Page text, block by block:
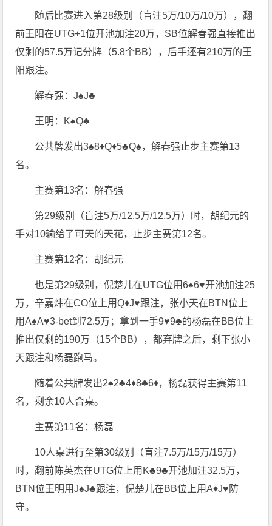
随后比赛进入第28级别（盲注5万/10万/10万），翻
前王阳在UTG+1位开池加注20万，SB位解春强直接推出
仅剩的57.5万记分牌（5.8个BB），后手还有210万的王
阳跟注。
解春强：J♠️J♣️
王明：K♠️Q♣️
公共牌发出3♠️8♦️Q♦️5♣️Q♠️，解春强止步主赛第13
名。
主赛第13名：解春强
第29级别（盲注5万/12.5万/12.5万）时，胡纪元的
手对10输给了可天的天花，止步主赛第12名。
主赛第12名：胡纪元
也是第29级别，倪楚儿在UTG位用6♠️6♥️开池加注25
万，辛嘉炜在CO位上用Q♦️J♥️跟注，张小天在BTN位上
用A♠️A♥️3-bet到72.5万；拿到一手9♥️9♣️的杨磊在BB位上
推出仅剩的190万（15个BB），都弃牌之后，剩下张小
天跟注和杨磊跑马。
随着公共牌发出2♠️2♣️4♦️8♣️6♦️，杨磊获得主赛第11
名，剩余10人合桌。
主赛第11名：杨磊
10人桌进行至第30级别（盲注7.5万/15万/15万）
时，翻前陈英杰在UTG位上用K♣️9♣️开池加注32.5万，
BTN位王明用J♠️J♣️跟注，倪楚儿在BB位上用A♦️J♥️防
守。